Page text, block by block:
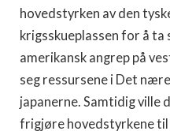
hovedstyrken av den
krigsskueplassen for å ta
amerikansk angrep på
seg ressursene i Det
japanerne. Samtidig ville
frigjøre hovedstyrkene til